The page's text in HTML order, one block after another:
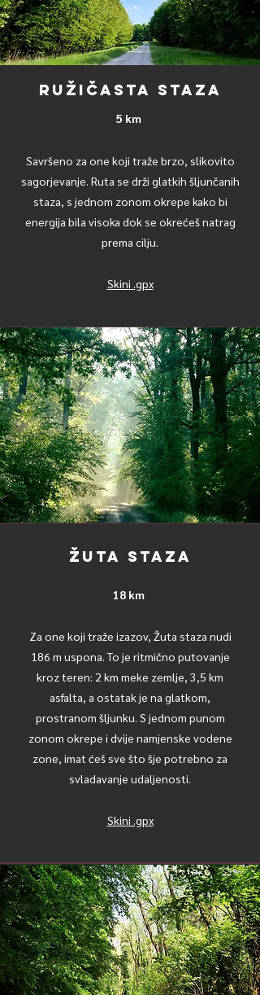
Ružičasta STAZA
5 km
Savršeno za one koji traže brzo, slikovito
sagorjevanje. Ruta se drži glatkih šljunčanih
staza, s jednom zonom okrepe kako bi
energija bila visoka dok se okrećeš natrag
prema cilju.
Skini .gpx
ŽUTA STAZA
18 km
Za one koji traže izazov, Žuta staza nudi
186 m uspona. To je ritmično putovanje
kroz teren: 2 km meke zemlje, 3,5 km
asfalta, a ostatak je na glatkom,
prostranom šljunku. S jednom punom
zonom okrepe i dvije namjenske vodene
zone, imat ćeš sve što šje potrebno za
svladavanje udaljenosti.
Skini .gpx